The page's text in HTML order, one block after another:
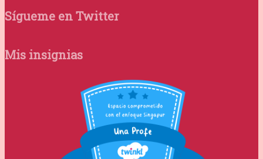
Sígueme en Twitter
Mis insignias